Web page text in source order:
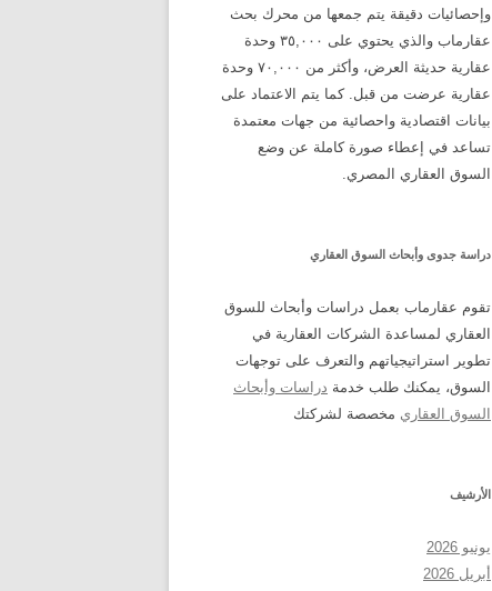
وإحصائيات دقيقة يتم جمعها من محرك بحث
عقارماب والذي يحتوي على ٣٥,٠٠٠ وحدة
عقارية حديثة العرض، وأكثر من ٧٠,٠٠٠ وحدة
عقارية عرضت من قبل. كما يتم الاعتماد على
بيانات اقتصادية واحصائية من جهات معتمدة
تساعد في إعطاء صورة كاملة عن وضع
السوق العقاري المصري.
دراسة جدوى وأبحاث السوق العقاري
تقوم عقارماب بعمل دراسات وأبحاث للسوق
العقاري لمساعدة الشركات العقارية في
تطوير استراتيجياتهم والتعرف على توجهات
السوق، يمكنك طلب خدمة دراسات وأبحاث
السوق العقاري مخصصة لشركتك
الأرشيف
يونيو 2026
أبريل 2026